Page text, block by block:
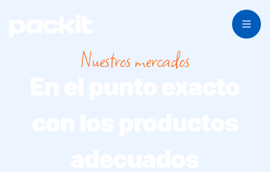
Nuestros mercados